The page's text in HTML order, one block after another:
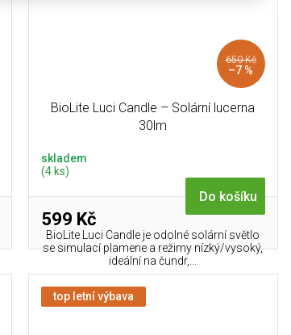
650 Kč
–7 %
BioLite Luci Candle – Solární lucerna
30lm
skladem
(4 ks)
599 Kč
Do košíku
BioLite Luci Candle je odolné solární světlo
se simulací plamene a režimy nízký/vysoký,
ideální na čundr,...
top letní výbava